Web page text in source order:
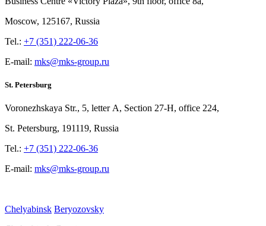
Moscow, 125167, Russia
Tel.: +7 (351) 222-06-36
E-mail: mks@mks-group.ru
St. Petersburg
Voronezhskaya Str., 5, letter A, Section 27-Н, office 224,
St. Petersburg, 191119, Russia
Tel.: +7 (351) 222-06-36
E-mail: mks@mks-group.ru
Chelyabinsk Beryozovsky